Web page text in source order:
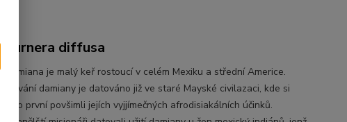
Turnera diffusa
Damiana je malý keř rostoucí v celém Mexiku a střední Americe.
Užívání damiany je datováno již ve staré Mayské civilazaci, kde si
jako první povšimli jejích vyjjímečných afrodisiakálních účinků.